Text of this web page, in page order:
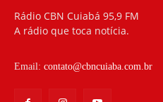
Rádio CBN Cuiabá 95,9 FM
A rádio que toca notícia.
Email: contato@cbncuiaba.com.br